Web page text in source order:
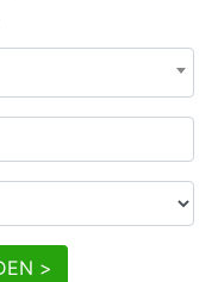
JETZT HIER FINDEN >